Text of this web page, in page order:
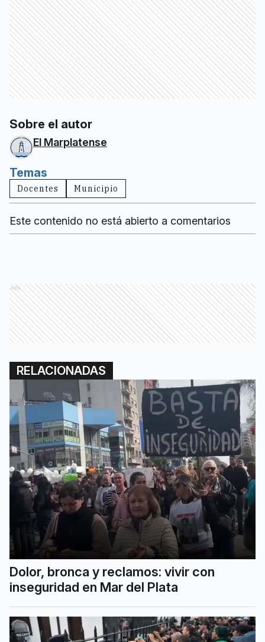
Sobre el autor
El Marplatense
Temas
Docentes Municipio
Este contenido no está abierto a comentarios
Ads
RELACIONADAS
Dolor, bronca y reclamos: vivir con
inseguridad en Mar del Plata